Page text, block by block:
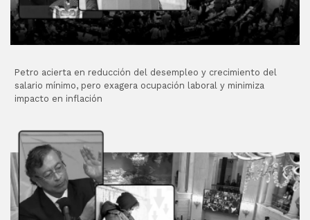
Petro acierta en reducción del desempleo y crecimiento del
salario mínimo, pero exagera ocupación laboral y minimiza
impacto en inflación